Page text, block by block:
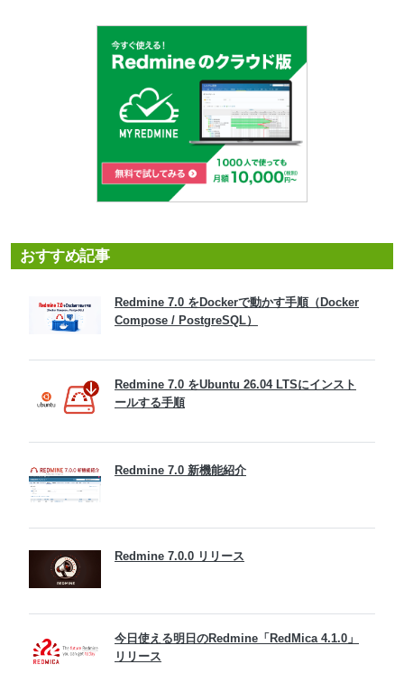
おすすめ記事
Redmine 7.0 をDockerで動かす手順（Docker
Compose / PostgreSQL）
Redmine 7.0 をUbuntu 26.04 LTSにインスト
ールする手順
Redmine 7.0 新機能紹介
Redmine 7.0.0 リリース
今日使える明日のRedmine「RedMica 4.1.0」
リリース